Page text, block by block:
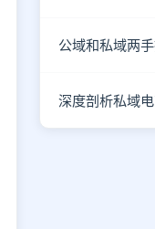
深度剖析私域